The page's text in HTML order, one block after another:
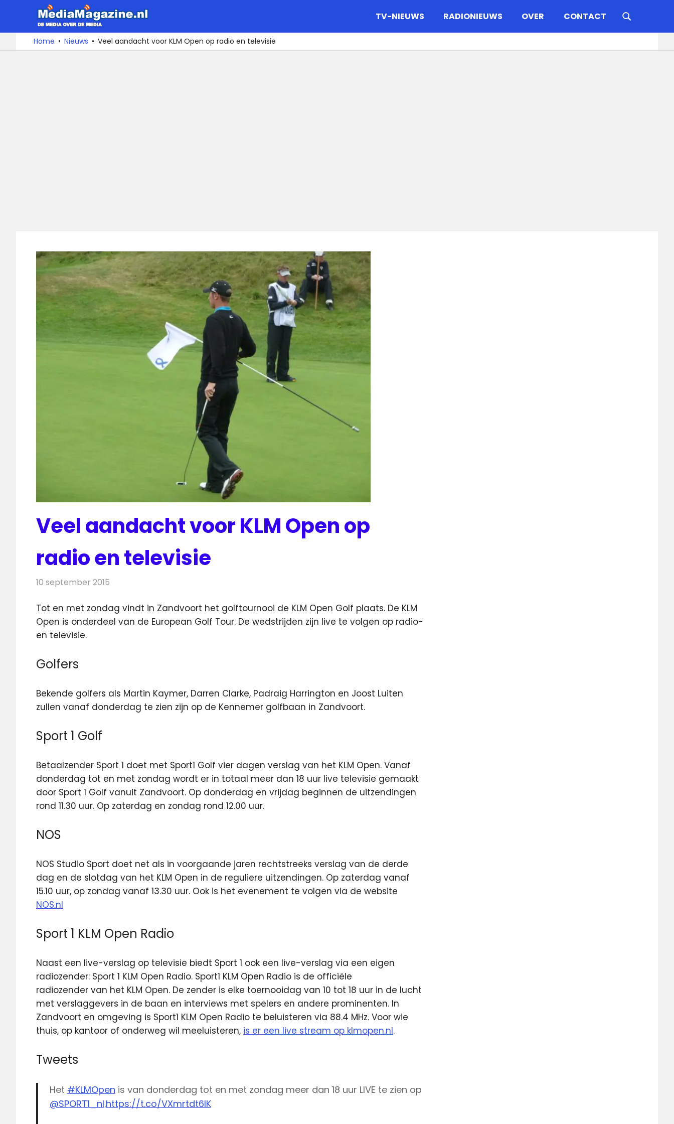
naar
De
media
over
TV-NIEUWS RADIONIEUWS OVER CONTACT
Home Nieuws Veel aandacht voor KLM Open op radio en televisie
Veel aandacht voor KLM Open op
radio en televisie
10 september 2015
Tot en met zondag vindt in Zandvoort het golftournooi de KLM Open Golf plaats. De KLM
Open is onderdeel van de European Golf Tour. De wedstrijden zijn live te volgen op radio-
en televisie.
Golfers
Bekende golfers als Martin Kaymer, Darren Clarke, Padraig Harrington en Joost Luiten
zullen vanaf donderdag te zien zijn op de Kennemer golfbaan in Zandvoort.
Sport 1 Golf
Betaalzender Sport 1 doet met Sport1 Golf vier dagen verslag van het KLM Open. Vanaf
donderdag tot en met zondag wordt er in totaal meer dan 18 uur live televisie gemaakt
door Sport 1 Golf vanuit Zandvoort. Op donderdag en vrijdag beginnen de uitzendingen
rond 11.30 uur. Op zaterdag en zondag rond 12.00 uur.
NOS
NOS Studio Sport doet net als in voorgaande jaren rechtstreeks verslag van de derde
dag en de slotdag van het KLM Open in de reguliere uitzendingen. Op zaterdag vanaf
15.10 uur, op zondag vanaf 13.30 uur. Ook is het evenement te volgen via de website
NOS.nl
Sport 1 KLM Open Radio
Naast een live-verslag op televisie biedt Sport 1 ook een live-verslag via een eigen
radiozender: Sport 1 KLM Open Radio. Sport1 KLM Open Radio is de officiële
radiozender van het KLM Open. De zender is elke toernooidag van 10 tot 18 uur in de lucht
met verslaggevers in de baan en interviews met spelers en andere prominenten. In
Zandvoort en omgeving is Sport1 KLM Open Radio te beluisteren via 88.4 MHz. Voor wie
thuis, op kantoor of onderweg wil meeluisteren, is er een live stream op klmopen.nl.
Tweets
Het #KLMOpen is van donderdag tot en met zondag meer dan 18 uur LIVE te zien op
@SPORT1_nl.https://t.co/VXmrtdt6IK